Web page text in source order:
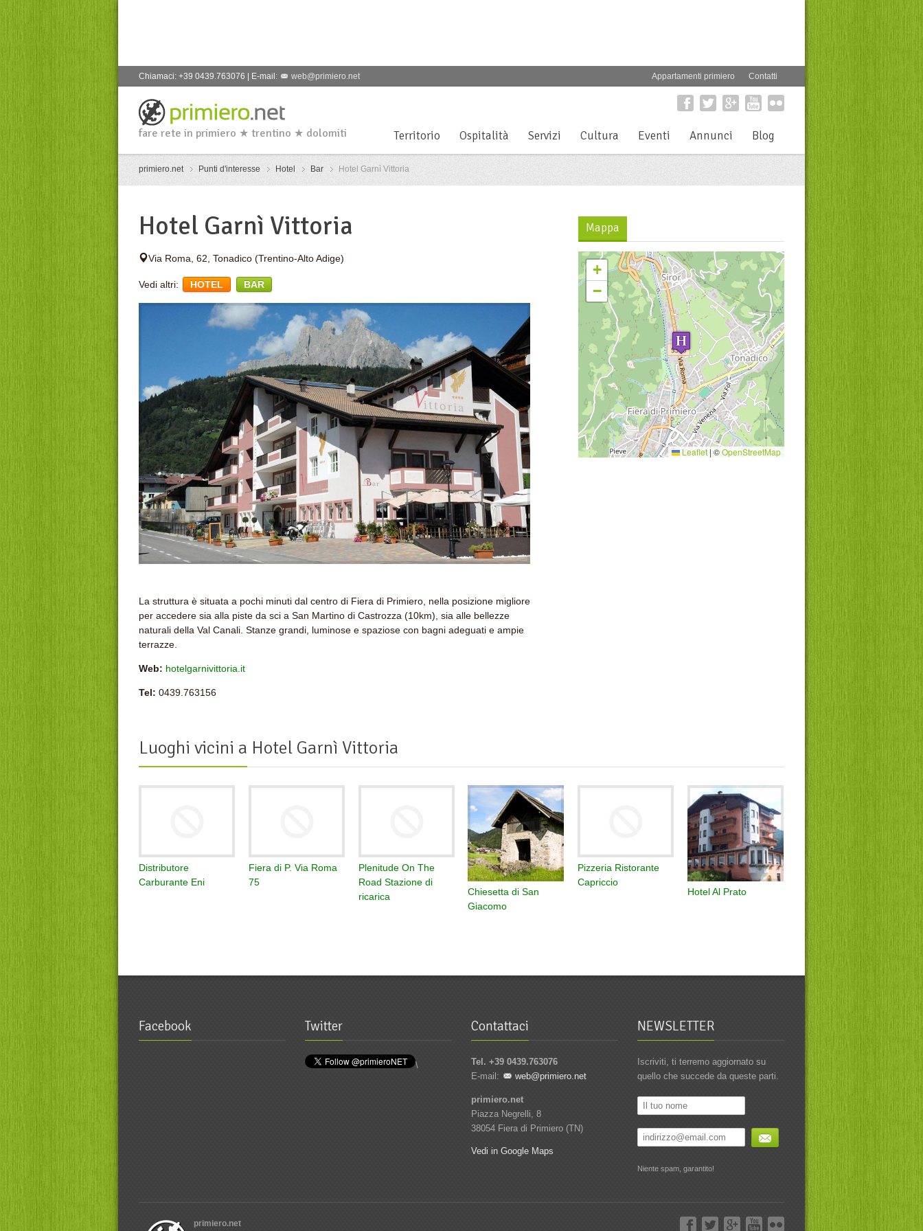
Chiamaci: +39 0439.763076 | E-mail: web@primiero.net Appartamenti primiero Contatti
fare rete in primiero ★ trentino ★ dolomiti Territorio Ospitalità Servizi Cultura Eventi Annunci Blog
primiero.net Punti d'interesse Hotel Bar Hotel Garnì Vittoria
Mappa
+
−
Leaflet|©OpenStreetMap
Hotel Garnì Vittoria
Via Roma, 62, Tonadico (Trentino-Alto Adige)
Vedi altri: HOTEL BAR
La struttura è situata a pochi minuti dal centro di Fiera di Primiero, nella posizione migliore
per accedere sia alla piste da sci a San Martino di Castrozza (10km), sia alle bellezze
naturali della Val Canali. Stanze grandi, luminose e spaziose con bagni adeguati e ampie
terrazze.
Web: hotelgarnivittoria.it
Tel: 0439.763156
Luoghi vicini a Hotel Garnì Vittoria
Distributore
Carburante Eni
Fiera di P. Via Roma
75
Plenitude On The
Road Stazione di
ricarica
Chiesetta di San
Giacomo
Pizzeria Ristorante
Capriccio
Hotel Al Prato
Facebook Twitter
\
Contattaci
Tel. +39 0439.763076
E-mail:
web@primiero.net
primiero.net
Piazza Negrelli, 8
38054 Fiera di Primiero (TN)
Vedi in Google Maps
NEWSLETTER
Iscriviti, ti terremo aggiornato su
quello che succede da queste parti.
Niente spam, garantito!
primiero.net